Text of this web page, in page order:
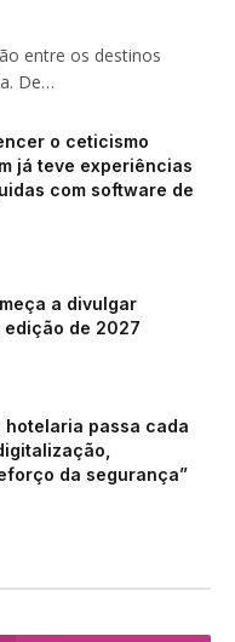
entre os destinos
De…
o ceticismo
já teve experiências
com software de
a divulgar
de 2027
hotelaria passa cada
da segurança”